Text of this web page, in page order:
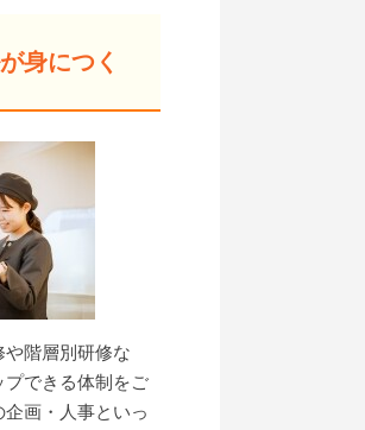
身につく
階層別研修な
プできる体制をご
画・人事といっ